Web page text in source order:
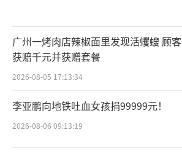
广州一烤肉店辣椒面里发现活蠼螋 顾客
获赔千元并获赠套餐
2026-08-05 17:13:34
李亚鹏向地铁吐血女孩捐99999元！
2026-08-06 09:13:19